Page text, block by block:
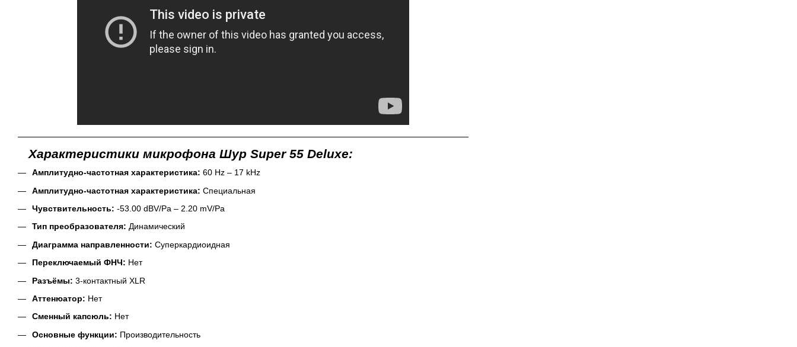
Характеристики микрофона Шур Super 55 Deluxe:
Амплитудно-частотная характеристика: 60 Hz – 17 kHz
Амплитудно-частотная характеристика: Специальная
Чувствительность: -53.00 dBV/Pa – 2.20 mV/Pa
Тип преобразователя: Динамический
Диаграмма направленности: Суперкардиоидная
Переключаемый ФНЧ: Нет
Разъёмы: 3-контактный XLR
Аттенюатор: Нет
Сменный капсюль: Нет
Основные функции: Производительность